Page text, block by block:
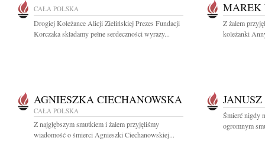
CAŁA POLSKA
Drogiej Koleżance Alicji Zielińskiej Prezes Fundacji
Korczaka składamy pełne serdeczności wyrazy...
MAREK
Z żalem
koleżanki
AGNIESZKA CIECHANOWSKA
CAŁA POLSKA
Z najgłębszym smutkiem i żalem przyjęliśmy
wiadomość o śmierci Agnieszki Ciechanowskiej...
Śmierć nigdy
ogromnym